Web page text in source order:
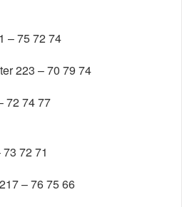
– 75 72 74
223 – 70 79 74
72 74 77
72 71
– 76 75 66